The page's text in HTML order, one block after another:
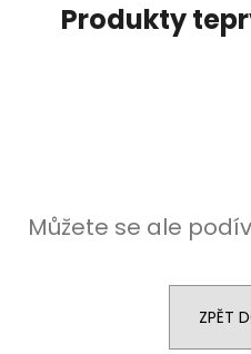
Produkty
Můžete se ale
ZPĚT
HLEDAT